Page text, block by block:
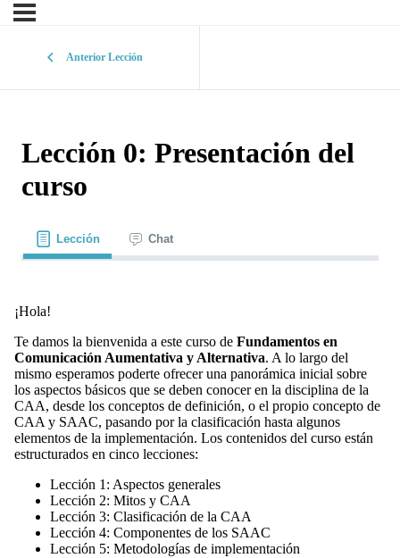
Anterior Lección
Lección 0: Presentación del
curso
Lección Chat
¡Hola!
Te damos la bienvenida a este curso de Fundamentos en
Comunicación Aumentativa y Alternativa. A lo largo del
mismo esperamos poderte ofrecer una panorámica inicial sobre
los aspectos básicos que se deben conocer en la disciplina de la
CAA, desde los conceptos de definición, o el propio concepto de
CAA y SAAC, pasando por la clasificación hasta algunos
elementos de la implementación. Los contenidos del curso están
estructurados en cinco lecciones:
Lección 1: Aspectos generales
Lección 2: Mitos y CAA
Lección 3: Clasificación de la CAA
Lección 4: Componentes de los SAAC
Lección 5: Metodologías de implementación